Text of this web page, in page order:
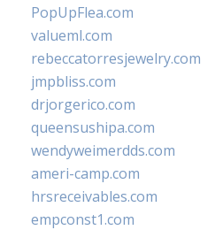
PopUpFlea.com
valueml.com
rebeccatorresjewelry.com
jmpbliss.com
drjorgerico.com
queensushipa.com
wendyweimerdds.com
ameri-camp.com
hrsreceivables.com
empconst1.com